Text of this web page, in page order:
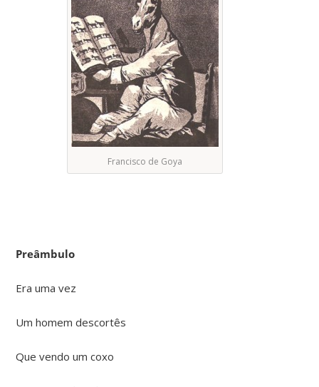
Francisco de Goya
Preâmbulo
Era uma vez
Um homem descortês
Que vendo um coxo